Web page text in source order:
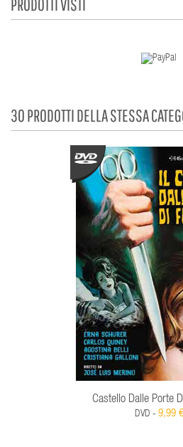
PRODOTTI VISTI
30 PRODOTTI DELLA STESSA
Castello Dalle Porte
DVD - 9,99 €